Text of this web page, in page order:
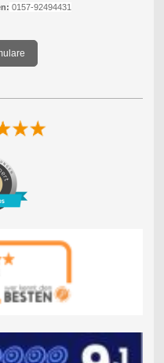
0157-92494431